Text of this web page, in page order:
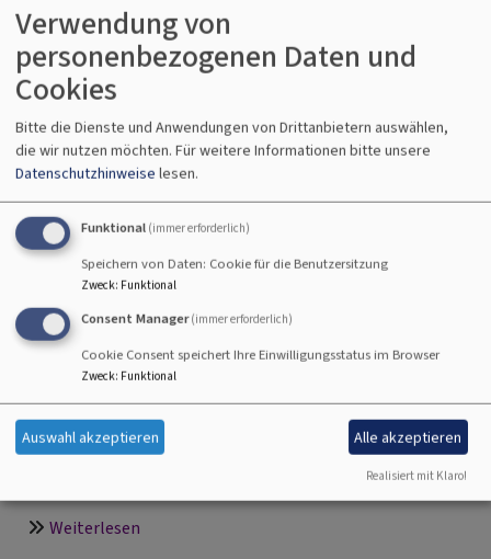
Bildrechtepixabay.com
nächsten Treffen in
Gemeinden sind sehr
willkommen!
Weiterlesenüber
Frauentreff
Sonntagsblatt aktuell
vom Sonntagsblatt können
Weiterlesen
Verwendung von
personenbezogenen Daten und
Cookies
Bitte die Dienste und Anwendungen von Drittanbietern auswählen,
die wir nutzen möchten. Für weitere Informationen bitte unsere
Datenschutzhinweise lesen.
Funktional (immer erforderlich)
Speichern von Daten: Cookie für die Benutzersitzung
Zweck: Funktional
Consent Manager (immer erforderlich)
Cookie Consent speichert Ihre Einwilligungsstatus im Browser
Zweck: Funktional
Auswahl akzeptieren Alle akzeptieren
Realisiert mit Klaro!